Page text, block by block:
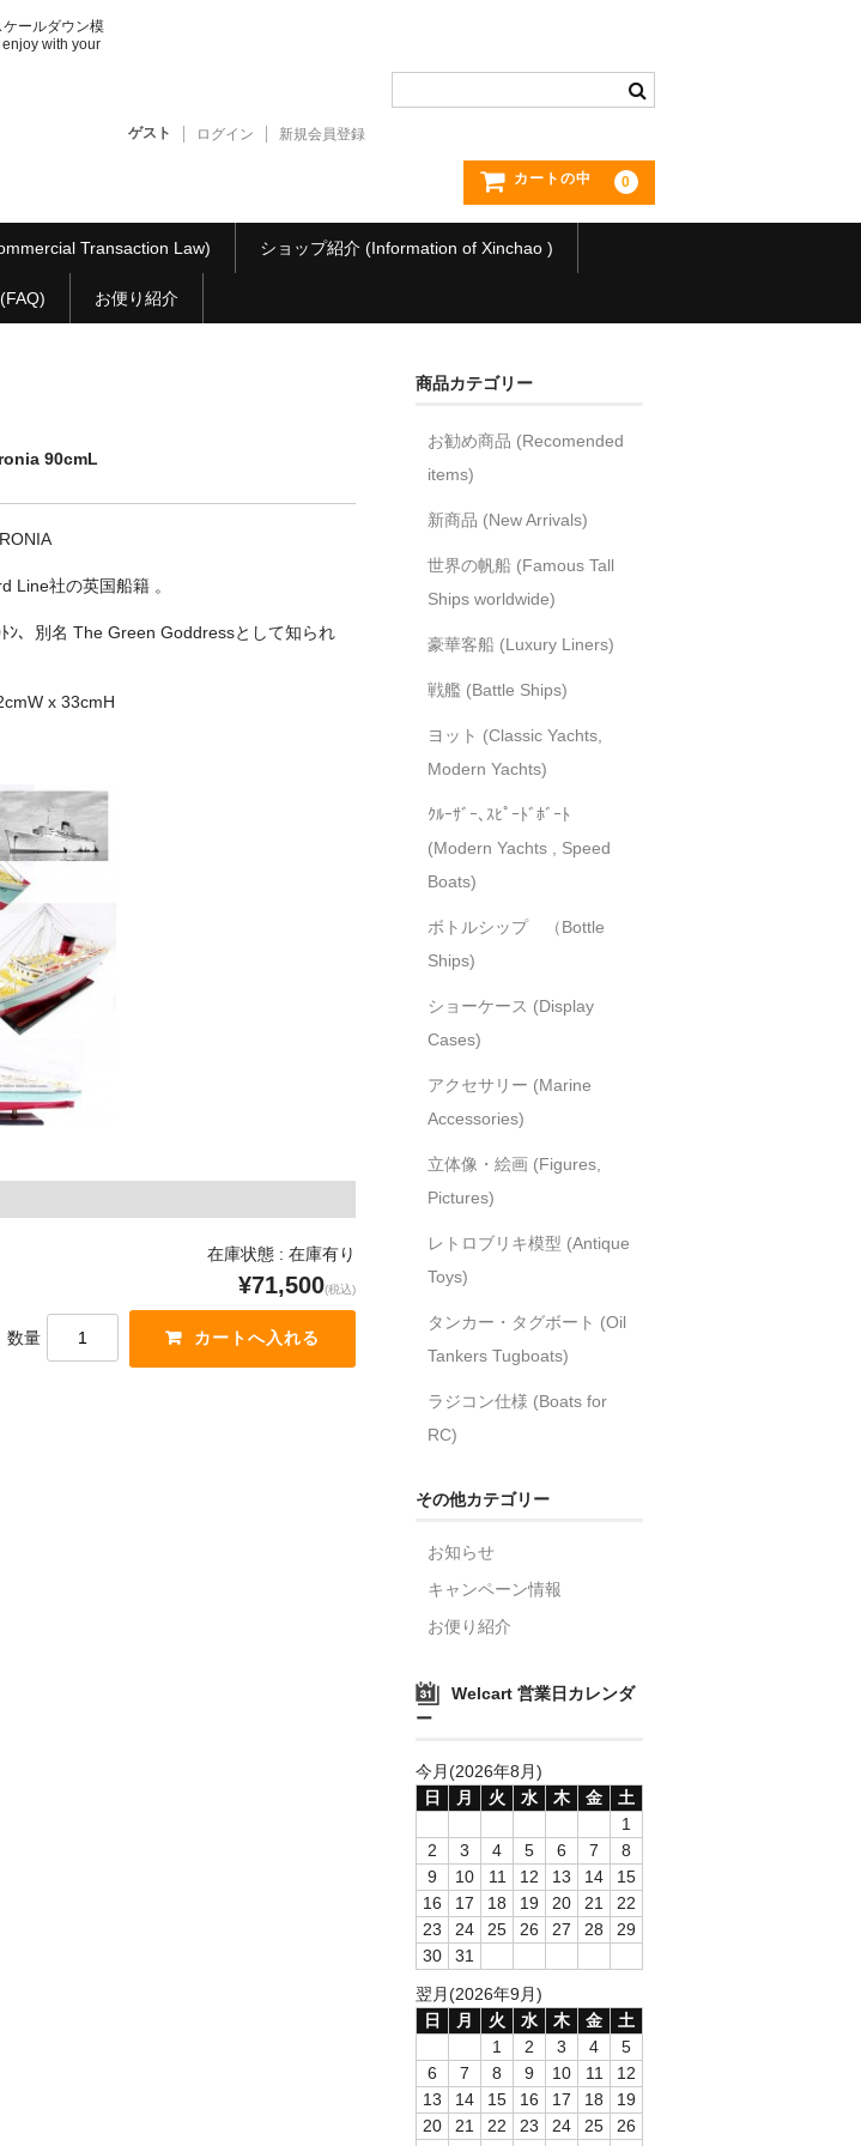
ールダウン模
with your
ゲスト ログイン 新規会員登録
カートの中 0
Transaction Law) ショップ紹介 (Information of Xinchao )
お便り紹介
90cmL
Line社の英国船籍 。
、別名 The Green Goddressとして知られ
x 33cmH
在庫状態 : 在庫有り
¥71,500(税込)
数量
商品カテゴリー
お勧め商品 (Recomended
items)
新商品 (New Arrivals)
世界の帆船 (Famous Tall
Ships worldwide)
豪華客船 (Luxury Liners)
戦艦 (Battle Ships)
ヨット (Classic Yachts,
Modern Yachts)
ｸﾙｰｻﾞｰ､ｽﾋﾟｰﾄﾞﾎﾞｰﾄ
(Modern Yachts , Speed
Boats)
ボトルシップ （Bottle
Ships)
ショーケース (Display
Cases)
アクセサリー (Marine
Accessories)
立体像・絵画 (Figures,
Pictures)
レトロブリキ模型 (Antique
Toys)
タンカー・タグボート (Oil
Tankers Tugboats)
ラジコン仕様 (Boats for
RC)
その他カテゴリー
お知らせ
キャンペーン情報
お便り紹介
Welcart 営業日カレンダ
ー
今月(2026年8月)
日
月 火 水 木 金
土
1
2
3 4 5 6 7
8
9
10 11 12 13 14
15
16
17 18 19 20 21
22
23
24 25 26 27 28
29
30
31
翌月(2026年9月)
日
月 火 水 木 金
土
1
2 3 4
5
6
7 8 9 10 11
12
13
14 15 16 17 18
19
20
21 22 23 24 25
26